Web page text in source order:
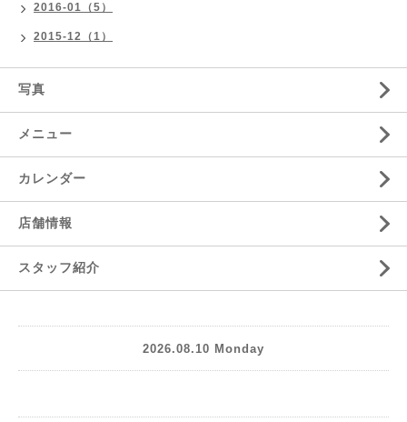
2016-01（5）
2015-12（1）
写真
メニュー
カレンダー
店舗情報
スタッフ紹介
2026.08.10 Monday